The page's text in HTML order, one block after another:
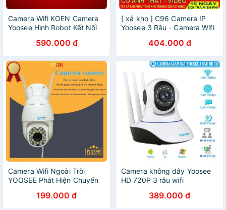
Camera Wifi KOEN Camera
Yoosee Hình Robot Kết Nối
590.000 đ
[ xả kho ] C96 Camera IP
Yoosee 3 Râu - Camera Wifi
- Siêu Nét404.000 đ
Camera Wifi Ngoài Trời
YOOSEE Phát Hiện Chuyển
199.000 đ
Camera không dây Yoosee
HD 720P 3 râu wifi
389.000 đ